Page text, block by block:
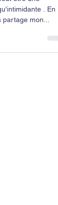
être une
partage mon...